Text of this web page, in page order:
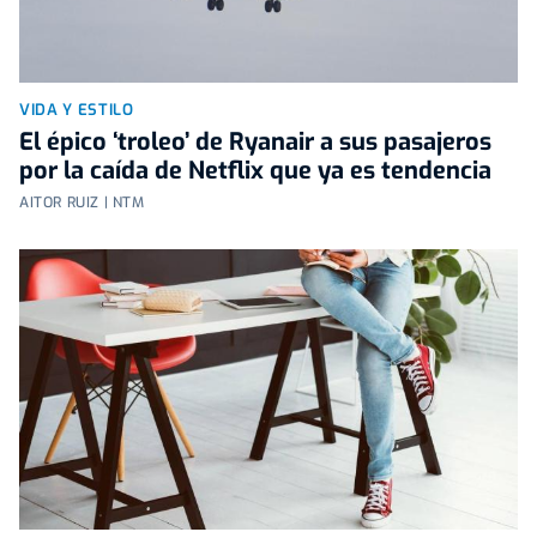
VIDA Y ESTILO
El épico ‘troleo’ de Ryanair a sus pasajeros
por la caída de Netflix que ya es tendencia
AITOR RUIZ | NTM